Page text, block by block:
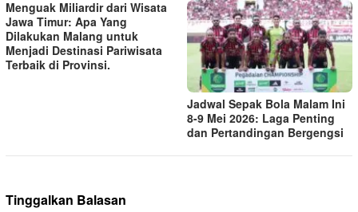
Menguak Miliardir dari Wisata
Jawa Timur: Apa Yang
Dilakukan Malang untuk
Menjadi Destinasi Pariwisata
Terbaik di Provinsi.
Jadwal Sepak Bola Malam Ini
8-9 Mei 2026: Laga Penting
dan Pertandingan Bergengsi
Tinggalkan Balasan